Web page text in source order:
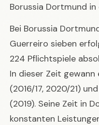
Borussia Dortmund in
Bei Borussia
Guerreiro sieben
224 Pflichtspiele
In dieser Zeit gewann
(2016/17, 2020/21)
(2019). Seine Zeit in
konstanten